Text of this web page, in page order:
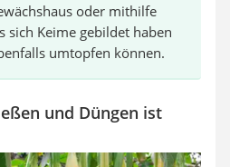
oder mithilfe
sich Keime gebildet haben
umtopfen können.
und Düngen ist